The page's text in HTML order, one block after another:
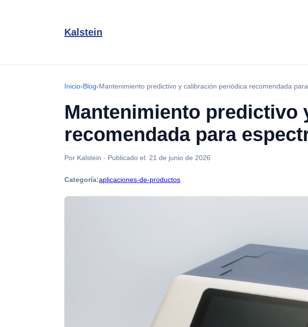
Kalstein
Inicio›Blog›Mantenimiento predictivo y calibración periódica recomendada
Mantenimiento predictivo
recomendada para
Por Kalstein · Publicado el: 21 de junio de 2026
Categoría:aplicaciones-de-productos